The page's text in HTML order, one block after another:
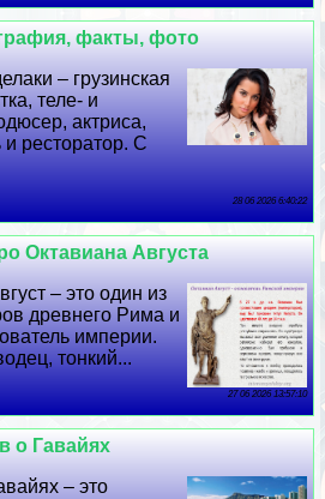
факты, фото
– грузинская
теле- и
актриса,
ресторатор. С
28 06 2026 6:40:22
Октавиана Августа
– это один из
древнего Рима и
империи.
тонкий...
27 06 2026 13:57:10
о Гавайях
– это